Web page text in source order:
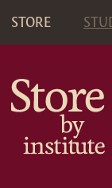
STORE STUDIO
Ultra Clear